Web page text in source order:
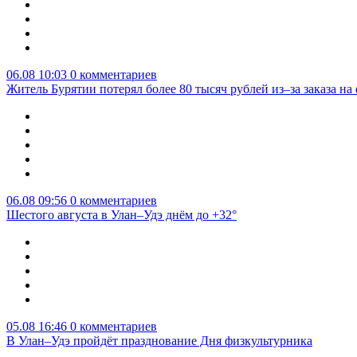
06.08 10:03 0 комментариев
Житель Бурятии потерял более 80 тысяч рублей из–за заказа
06.08 09:56 0 комментариев
Шестого августа в Улан–Удэ днём до +32°
05.08 16:46 0 комментариев
В Улан–Удэ пройдёт празднование Дня физкультурника